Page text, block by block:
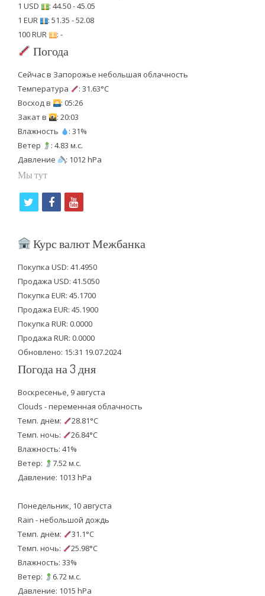
1 USD
: 44.50 - 45.05
1 EUR
: 51.35 - 52.08
100 RUR
: -
Погода
Сейчас в Запорожье небольшая облачность
Температура
: 31.63°C
Восход в
: 05:26
Закат в
: 20:03
Влажность
: 31%
Ветер
: 4.83 м.с.
Давление
: 1012 hPa
Мы тут
i
t
e
r
f
c
b
o
o
k
y
u
u
b
e
Курс валют Межбанка
Покупка USD: 41.4950
Продажа USD: 41.5050
Покупка EUR: 45.1700
Продажа EUR: 45.1900
Покупка RUR: 0.0000
Продажа RUR: 0.0000
Обновлено: 15:31 19.07.2024
Погода на 3 дня
Воскресенье, 9 августа
Clouds - переменная облачность
Темп. днём:
28.81°C
Темп. ночь:
26.84°C
Влажность: 41%
Ветер:
7.52 м.с.
Давление: 1013 hPa
Понедельник, 10 августа
Rain - небольшой дождь
Темп. днём:
31.1°C
Темп. ночь:
25.98°C
Влажность: 33%
Ветер:
6.72 м.с.
Давление: 1015 hPa